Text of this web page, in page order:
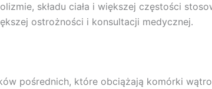
składu ciała i większej częstości
ostrożności i konsultacji medycznej.
pośrednich, które obciążają komórki